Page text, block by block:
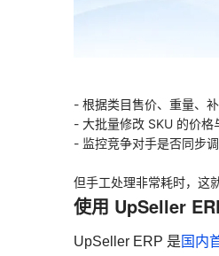
- 根据类目售价、重量、
- 大批量修改 SKU 的价格
- 监控竞争对手是否同步
但手工处理非常耗时，这
使用 UpSeller
UpSeller ERP 是 国内